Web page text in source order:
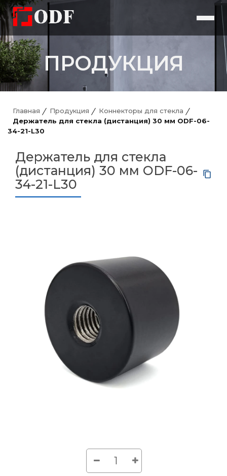
ПРОДУКЦИЯ
Главная Продукция
Коннекторы для стекла
Держатель для стекла (дистанция) 30 мм ODF-06-
34-21-L30
Держатель для стекла
(дистанция) 30 мм ODF-06-
34-21-L30